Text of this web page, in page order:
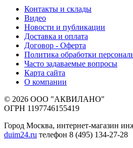
Контакты и склады
Видео
Новости и публикации
Доставка и оплата
Договор - Оферта
Политика обработки
Часто задаваемые вопросы
Карта сайта
О компании
© 2026 ООО "АКВИЛАНО"
ОГРН 1197746155419
Город Москва, интернет-магазин
duim24.ru телефон 8 (495) 134-27-28